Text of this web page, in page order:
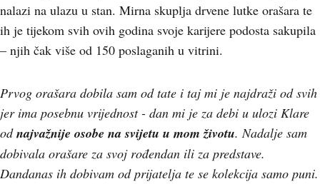
nalazi na ulazu u stan. Mirna skuplja drvene lutke orašara te
ih je tijekom svih ovih godina svoje karijere podosta sakupila
– njih čak više od 150 poslaganih u vitrini.
Prvog orašara dobila sam od tate i taj mi je najdraži od svih
jer ima posebnu vrijednost - dan mi je za debi u ulozi Klare
odnajvažnije osobe na svijetu u mom životu. Nadalje sam
dobivala orašare za svoj rođendan ili za predstave.
Dandanas ih dobivam od prijatelja te se kolekcija samo puni.